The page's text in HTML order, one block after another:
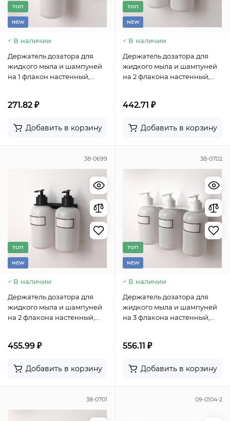
TОП
NEW
В наличии
Держатель дозатора для
жидкого мыла и шампуней
на 1 флакон настенный,
271.82 ₽
Добавить в корзину
TОП
NEW
В наличии
Держатель дозатора для
жидкого мыла и шампуней
на 2 флакона настенный,
442.71 ₽
Добавить в корзину
38-0699
TОП
NEW
В наличии
Держатель дозатора для
жидкого мыла и шампуней
на 2 флакона настенный,
455.99 ₽
Добавить в корзину
38-0702
TОП
NEW
В наличии
Держатель дозатора для
жидкого мыла и шампуней
на 3 флакона настенный,
556.11 ₽
Добавить в корзину
38-0701 09-0104-2